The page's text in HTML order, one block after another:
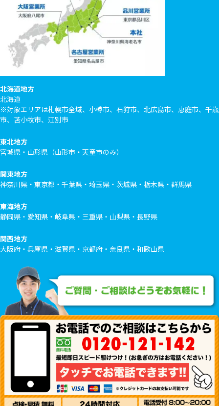
北海道地方
北海道
※対象エリアは札幌市全域、小樽市、石狩市、北広島市、恵庭市、千歳
市、苫小牧市、江別市
東北地方
宮城県・山形県（山形市・天童市のみ）
関東地方
神奈川県・東京都・千葉県・埼玉県・茨城県・栃木県・群馬県
東海地方
静岡県・愛知県・岐阜県・三重県・山梨県・長野県
関西地方
大阪府・兵庫県・滋賀県・京都府・奈良県・和歌山県